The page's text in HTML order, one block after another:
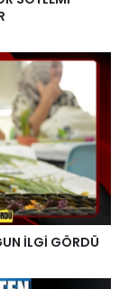
İLGİ GÖRDÜ